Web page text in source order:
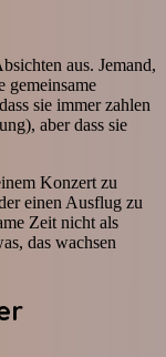
aus. Jemand,
gemeinsame
sie immer zahlen
aber dass sie
Konzert zu
einen Ausflug zu
Zeit nicht als
das wachsen